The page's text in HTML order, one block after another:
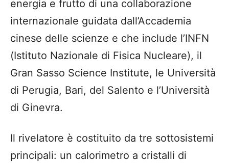
energia e frutto di una collaborazione
internazionale guidata dall’Accademia
cinese delle scienze e che include l’INFN
(Istituto Nazionale di Fisica Nucleare), il
Gran Sasso Science Institute, le Università
di Perugia, Bari, del Salento e l’Università
di Ginevra.
Il rivelatore è costituito da tre sottosistemi
principali: un calorimetro a cristalli di